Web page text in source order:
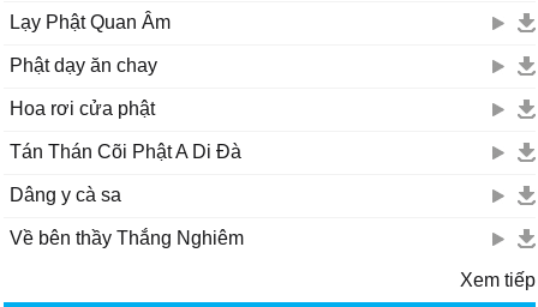
Lạy Phật Quan Âm
Phật dạy ăn chay
Hoa rơi cửa phật
Tán Thán Cõi Phật A Di Đà
Dâng y cà sa
Về bên thầy Thắng Nghiêm
Xem tiếp